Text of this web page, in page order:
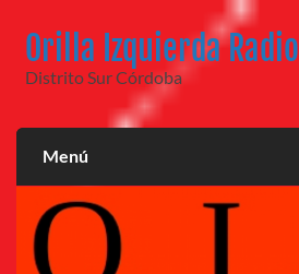
contenido
Orilla Izquierda Radio
Distrito Sur Córdoba
Menú